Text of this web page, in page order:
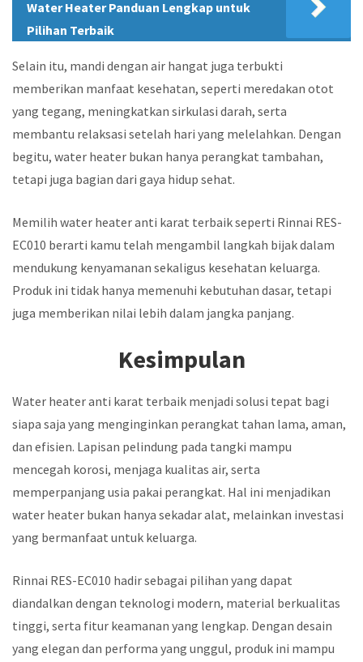
Water Heater Panduan Lengkap untuk
Pilihan Terbaik
Selain itu, mandi dengan air hangat juga terbukti
memberikan manfaat kesehatan, seperti meredakan otot
yang tegang, meningkatkan sirkulasi darah, serta
membantu relaksasi setelah hari yang melelahkan. Dengan
begitu, water heater bukan hanya perangkat tambahan,
tetapi juga bagian dari gaya hidup sehat.
Memilih water heater anti karat terbaik seperti Rinnai RES-
EC010 berarti kamu telah mengambil langkah bijak dalam
mendukung kenyamanan sekaligus kesehatan keluarga.
Produk ini tidak hanya memenuhi kebutuhan dasar, tetapi
juga memberikan nilai lebih dalam jangka panjang.
Kesimpulan
Water heater anti karat terbaik menjadi solusi tepat bagi
siapa saja yang menginginkan perangkat tahan lama, aman,
dan efisien. Lapisan pelindung pada tangki mampu
mencegah korosi, menjaga kualitas air, serta
memperpanjang usia pakai perangkat. Hal ini menjadikan
water heater bukan hanya sekadar alat, melainkan investasi
yang bermanfaat untuk keluarga.
Rinnai RES-EC010 hadir sebagai pilihan yang dapat
diandalkan dengan teknologi modern, material berkualitas
tinggi, serta fitur keamanan yang lengkap. Dengan desain
yang elegan dan performa yang unggul, produk ini mampu